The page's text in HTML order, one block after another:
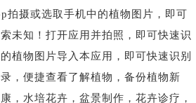
拍摄或选取手机中的植物图片，即可
未知！打开应用并拍照，即可快速识
植物图片导入本应用，即可快速识别
，便捷查看了解植物，备份植物新
，水培花卉，盆景制作，花卉诊疗，